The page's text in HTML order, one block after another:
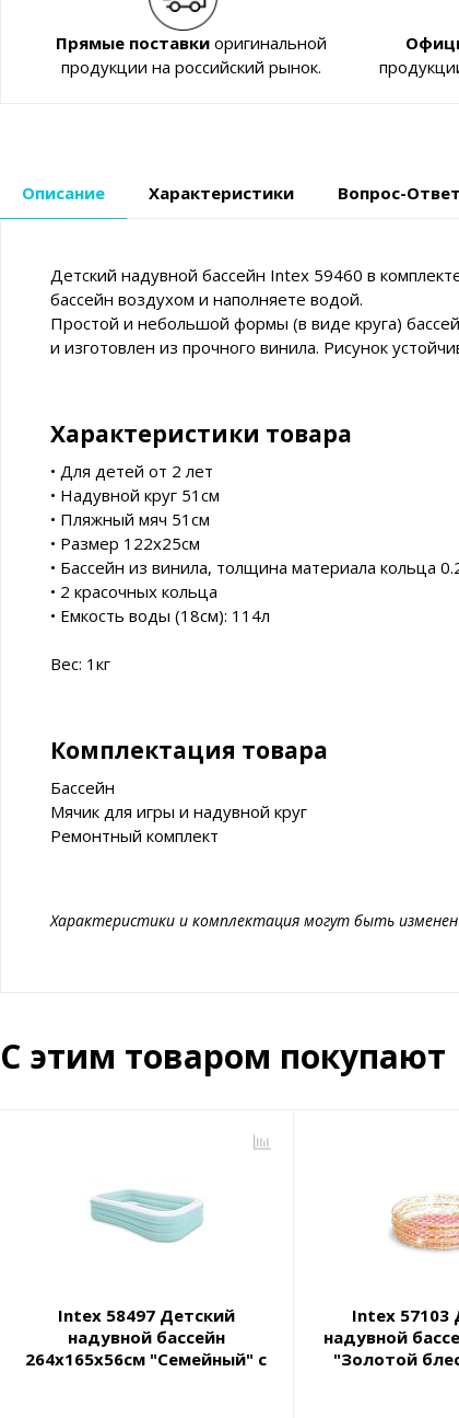
Прямые поставкиоригинальной
продукции на российский рынок.
Описание Характеристики Вопрос-Ответ
Детский надувной бассейн Intex 59460 в
бассейн воздухом и наполняете водой.
Простой и небольшой формы (в виде круга)
и изготовлен из прочного винила. Рисунок
Характеристики товара
• Для детей от 2 лет
• Надувной круг 51см
• Пляжный мяч 51см
• Размер 122х25см
• Бассейн из винила, толщина материала кольца
• 2 красочных кольца
• Емкость воды (18см): 114л
Вес: 1кг
Комплектация товара
Бассейн
Мячик для игры и надувной круг
Ремонтный комплект
Характеристики и комплектация могут быть
С этим товаром покупают
Intex 58497 Детский
надувной бассейн
264х165х56см "Семейный" с
Intex 57103
надувной
"Золотой